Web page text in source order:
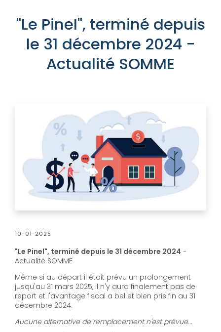
"Le Pinel", terminé depuis
le 31 décembre 2024 -
Actualité SOMME
10-01-2025
"Le Pinel", terminé depuis le 31 décembre 2024 -
Actualité SOMME
Même si au départ il était prévu un prolongement
jusqu'au 31 mars 2025, il n'y aura finalement pas de
report et l'avantage fiscal a bel et bien pris fin au 31
décembre 2024.
Aucune alternative de remplacement n'est prévue...